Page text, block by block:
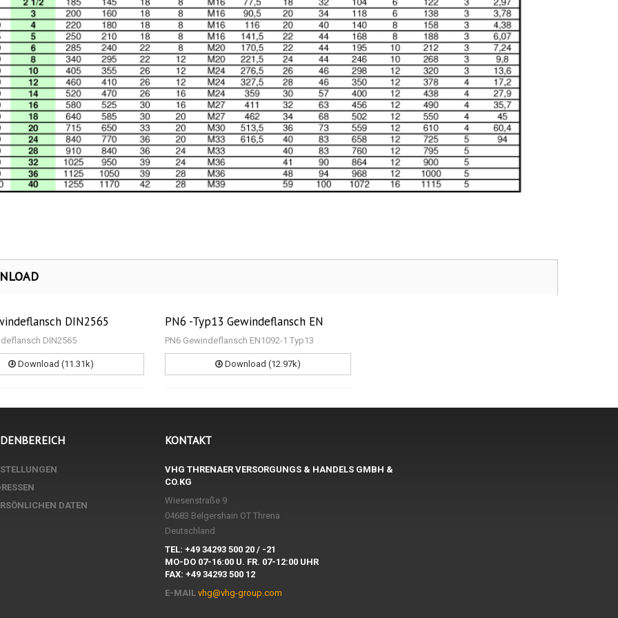
DIN2565
DIN2565
Download (11.31k)
PN6 -Typ13 Gewindeflansch EN
PN6 Gewindeflansch EN1092-1 Typ13
Download (12.97k)
DATEN
KONTAKT
VHG THRENAER VERSORGUNGS & HANDELS GMBH &
CO.KG
Wiesenstraße 9
04683 Belgershain OT Threna
Deutschland
TEL: +49 34293 500 20 / -21
MO-DO 07-16:00 U. FR. 07-12:00 UHR
FAX: +49 34293 500 12
E-MAIL vhg@vhg-group.com